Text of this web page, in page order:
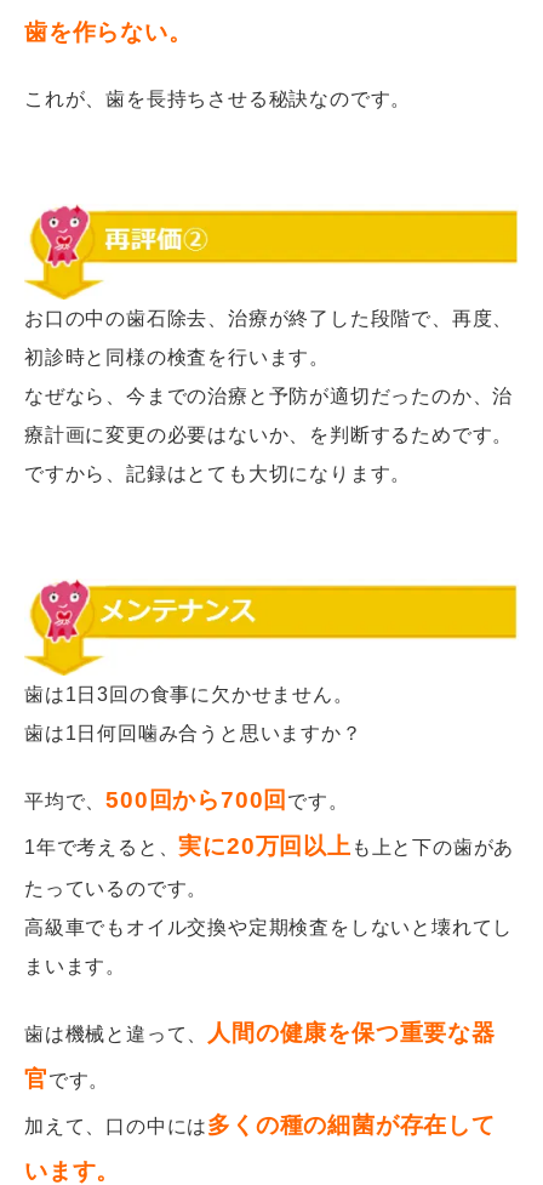
歯を作らない。
これが、歯を長持ちさせる秘訣なのです。
お口の中の歯石除去、治療が終了した段階で、再度、
初診時と同様の検査を行います。
なぜなら、今までの治療と予防が適切だったのか、治
療計画に変更の必要はないか、を判断するためです。
ですから、記録はとても大切になります。
歯は1日3回の食事に欠かせません。
歯は1日何回噛み合うと思いますか？
平均で、500回から700回 です。
1年で考えると、実に20万回以上 も上と下の歯があ
たっているのです。
高級車でもオイル交換や定期検査をしないと壊れてし
まいます。
歯は機械と違って、
人間の健康を保つ重要な器
官です。
加えて、口の中には多くの種の細菌が存在して
います。